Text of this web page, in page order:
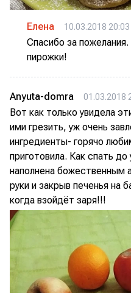
Елена 10.03.2018 20:03
Спасибо за
пирожки!
Anyuta-domra 01.03.2018
Вот как только увидела
ими грезить, уж очень
ингредиенты- горячо
приготовила. Как спать
наполнена божественным
руки и закрыв печенья на
когда взойдёт заря!!!